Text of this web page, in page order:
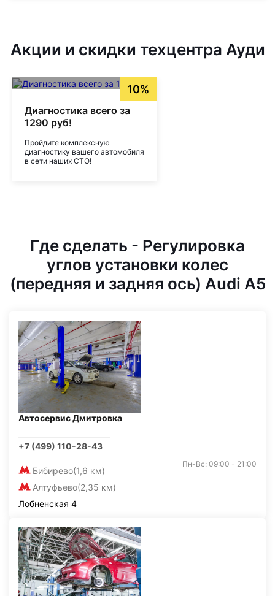
Акции и скидки техцентра Ауди
10%
Диагностика всего за
1290 руб!
Пройдите комплексную
диагностику вашего автомобиля
в сети наших СТО!
Где сделать - Регулировка
углов установки колес
(передняя и задняя ось) Audi A5
Автосервис Дмитровка
+7 (499) 110-28-43
Бибирево(1,6 км)
Алтуфьево(2,35 км)
Пн-Вс: 09:00 - 21:00
Лобненская 4